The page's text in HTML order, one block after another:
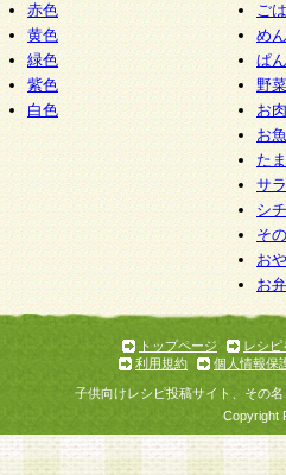
個人情報は、すべて会員登録
のと考えております。従っ
供を希望されない場合には、
せん が、提供されないこと
ご利用いただけない場合があ
ら当社が保有している個人情
められた場合には、ご本人
限り、法令に準拠して合理的
、開示 請求等の請求先は個
等を承諾のうえ、当社所定の
た者、グループとします。な
合は会員登録をすることがで
赤色
黄色
緑色
紫色
白色
ご
めん
ぱん
野
お
お
た
サ
シ
そ
お
お
トップページ
レシピ
利用規約
個人情報保
子供向けレシピ投稿サイト、その
Copyright